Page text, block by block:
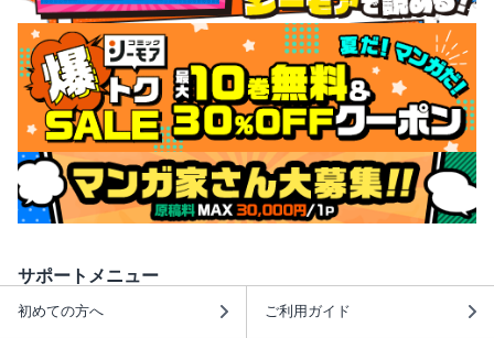
サポートメニュー
初めての方へ ご利用ガイド